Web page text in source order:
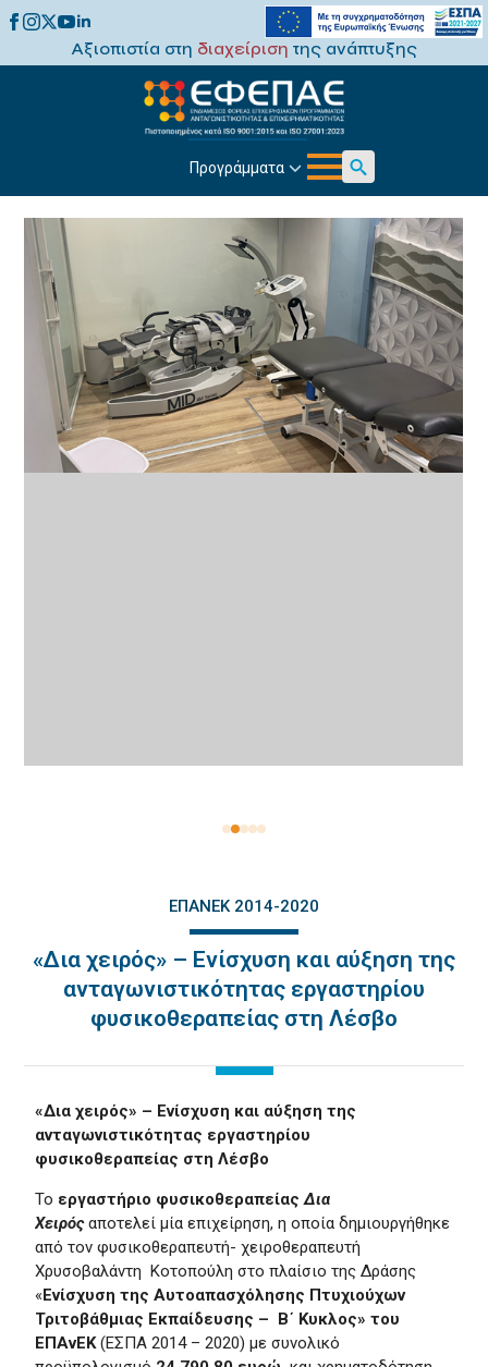
Αξιοπιστία στη διαχείριση της ανάπτυξης
Προγράμματα
Search
for:
ΕΠΑΝΕΚ 2014-2020
«Δια χειρός» – Ενίσχυση και αύξηση της
ανταγωνιστικότητας εργαστηρίου
φυσικοθεραπείας στη Λέσβο
«Δια χειρός» – Ενίσχυση και αύξηση της
ανταγωνιστικότητας εργαστηρίου
φυσικοθεραπείας στη Λέσβο
Το εργαστήριο φυσικοθεραπείας Δια
Χειρός αποτελεί μία επιχείρηση, η οποία δημιουργήθηκε
από τον φυσικοθεραπευτή- χειροθεραπευτή
Χρυσοβαλάντη Κοτοπούλη στο πλαίσιο της Δράσης
«Ενίσχυση της Αυτοαπασχόλησης Πτυχιούχων
Τριτοβάθμιας Εκπαίδευσης – Β΄ Κυκλος» του
ΕΠΑνΕΚ(ΕΣΠΑ 2014 – 2020) με συνολικό